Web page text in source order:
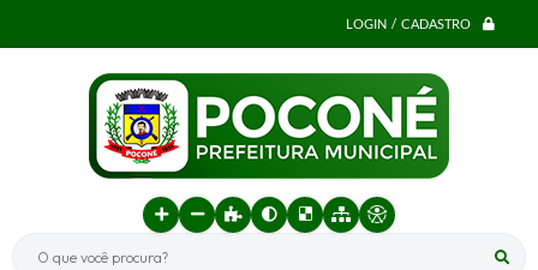
LOGIN / CADASTRO
O que você procura?